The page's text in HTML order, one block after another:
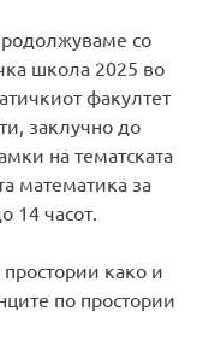
со
школа 2025 во
факултет
заклучно до
на тематската
математика за
14 часот.
простории како и
по простории